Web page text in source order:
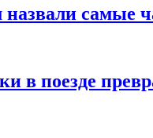
назвали самые
в поезде